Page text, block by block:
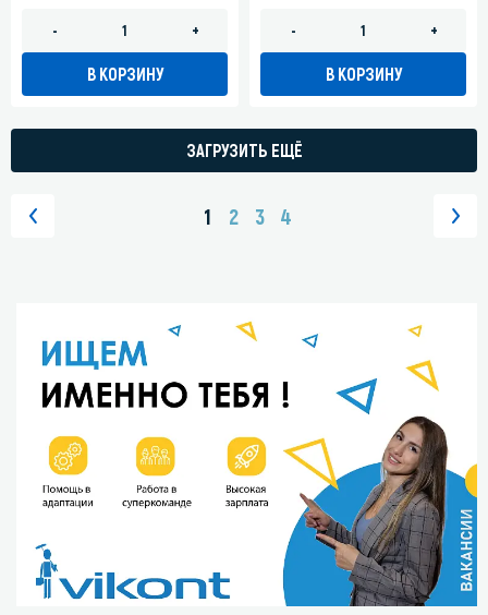
- +
В КОРЗИНУ
- +
В КОРЗИНУ
ЗАГРУЗИТЬ ЕЩЁ
1 2 3 4